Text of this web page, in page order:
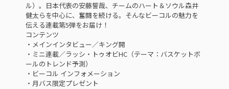
ル）。日本代表の安藤誓哉、チームのハート＆ソウル森井
健太らを中心に、奮闘を続ける。そんなビーコルの魅力を
伝える連載第5弾をお届け！
コンテンツ
・メインインタビュー／キング開
・ミニ連載／ラッシ・トゥオビHC（テーマ：バスケットボ
ールのトレンド予測）
・ビーコル インフォメーション
・月バス限定プレゼント